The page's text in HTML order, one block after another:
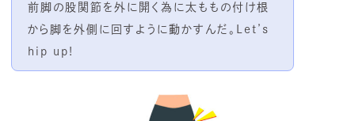
前脚の股関節を外に開く為に太ももの付け根
から脚を外側に回すように動かすんだ。Let’s
hip up!